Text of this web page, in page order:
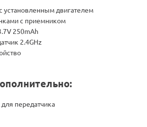
установленным двигателем
c приемником
250mAh
2.4GHz
для передатчика